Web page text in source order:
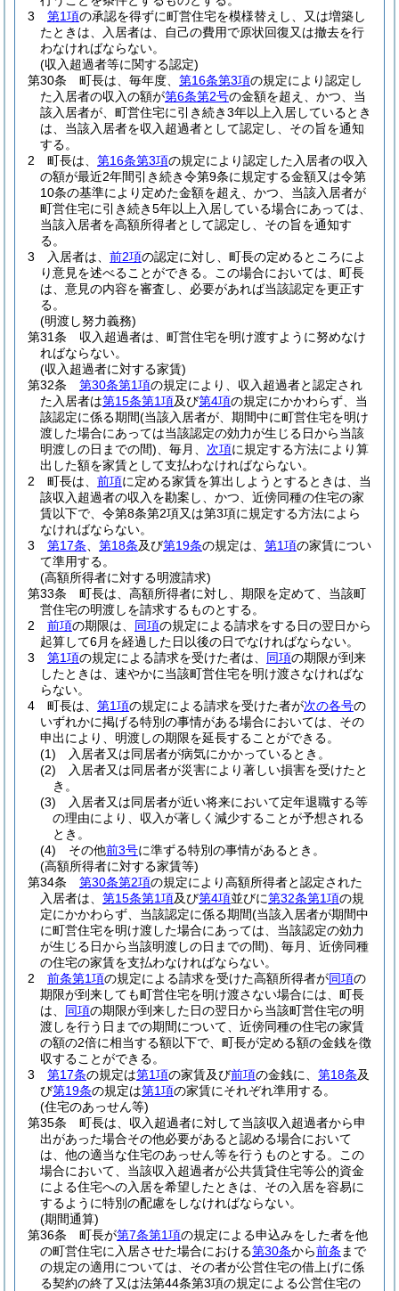
3
第1項の承認を得ずに町営住宅を模様替えし、又は増築し
たときは、入居者は、自己の費用で原状回復又は撤去を行
わなければならない。
(収入超過者等に関する認定)
第30条
町長は、毎年度、 第16条第3項の規定により認定し
た入居者の収入の額が第6条第2号の金額を超え、かつ、当
該入居者が、町営住宅に引き続き3年以上入居しているとき
は、当該入居者を収入超過者として認定し、その旨を通知
する。
2
町長は、 第16条第3項の規定により認定した入居者の収入
の額が最近2年間引き続き令第9条に規定する金額又は令第
10条の基準により定めた金額を超え、かつ、当該入居者が
町営住宅に引き続き5年以上入居している場合にあっては、
当該入居者を高額所得者として認定し、その旨を通知す
る。
3
入居者は、 前2項の認定に対し、町長の定めるところによ
り意見を述べることができる。
この場合においては、町長
は、意見の内容を審査し、必要があれば当該認定を更正す
る。
(明渡し努力義務)
第31条
収入超過者は、町営住宅を明け渡すように努めなけ
ればならない。
(収入超過者に対する家賃)
第32条
第30条第1項の規定により、収入超過者と認定され
た入居者は第15条第1項及び第4項の規定にかかわらず、当
該認定に係る期間(当該入居者が、期間中に町営住宅を明け
渡した場合にあっては当該認定の効力が生じる日から当該
明渡しの日までの間) 、毎月、 次項に規定する方法により算
出した額を家賃として支払わなければならない。
2
町長は、 前項に定める家賃を算出しようとするときは、当
該収入超過者の収入を勘案し、かつ、近傍同種の住宅の家
賃以下で、令第8条第2項又は第3項に規定する方法によら
なければならない。
3
第17条 第18条及び第19条の規定は、 第1項の家賃につい
て準用する。
(高額所得者に対する明渡請求)
第33条
町長は、高額所得者に対し、期限を定めて、当該町
営住宅の明渡しを請求するものとする。
2
前項の期限は、 同項の規定による請求をする日の翌日から
起算して6月を経過した日以後の日でなければならない。
3
第1項の規定による請求を受けた者は、 同項の期限が到来
したときは、速やかに当該町営住宅を明け渡さなければな
らない。
4
町長は、 第1項の規定による請求を受けた者が次の各号の
いずれかに掲げる特別の事情がある場合においては、その
申出により、明渡しの期限を延長することができる。
(1)
入居者又は同居者が病気にかかっているとき。
(2)
入居者又は同居者が災害により著しい損害を受けたと
き。
(3)
入居者又は同居者が近い将来において定年退職する等
の理由により、収入が著しく減少することが予想される
とき。
(4)
その他前3号に準ずる特別の事情があるとき。
(高額所得者に対する家賃等)
第34条
第30条第2項の規定により高額所得者と認定された
入居者は、 第15条第1項及び第4項並びに第32条第1項の規
定にかかわらず、当該認定に係る期間(当該入居者が期間中
に町営住宅を明け渡した場合にあっては、当該認定の効力
が生じる日から当該明渡しの日までの間) 、毎月、近傍同種
の住宅の家賃を支払わなければならない。
2
前条第1項の規定による請求を受けた高額所得者が同項の
期限が到来しても町営住宅を明け渡さない場合には、町長
は、 同項の期限が到来した日の翌日から当該町営住宅の明
渡しを行う日までの期間について、近傍同種の住宅の家賃
の額の2倍に相当する額以下で、町長が定める額の金銭を徴
収することができる。
3
第17条の規定は第1項の家賃及び前項の金銭に、 第18条及
び第19条の規定は第1項の家賃にそれぞれ準用する。
(住宅のあっせん等)
第35条
町長は、収入超過者に対して当該収入超過者から申
出があった場合その他必要があると認める場合において
は、他の適当な住宅のあっせん等を行うものとする。
この
場合において、当該収入超過者が公共賃貸住宅等公的資金
による住宅への入居を希望したときは、その入居を容易に
するように特別の配慮をしなければならない。
(期間通算)
第36条
町長が第7条第1項の規定による申込みをした者を他
の町営住宅に入居させた場合における第30条から前条 まで
の規定の適用については、その者が公営住宅の借上げに係
る契約の終了又は法第44条第3項の規定による公営住宅の